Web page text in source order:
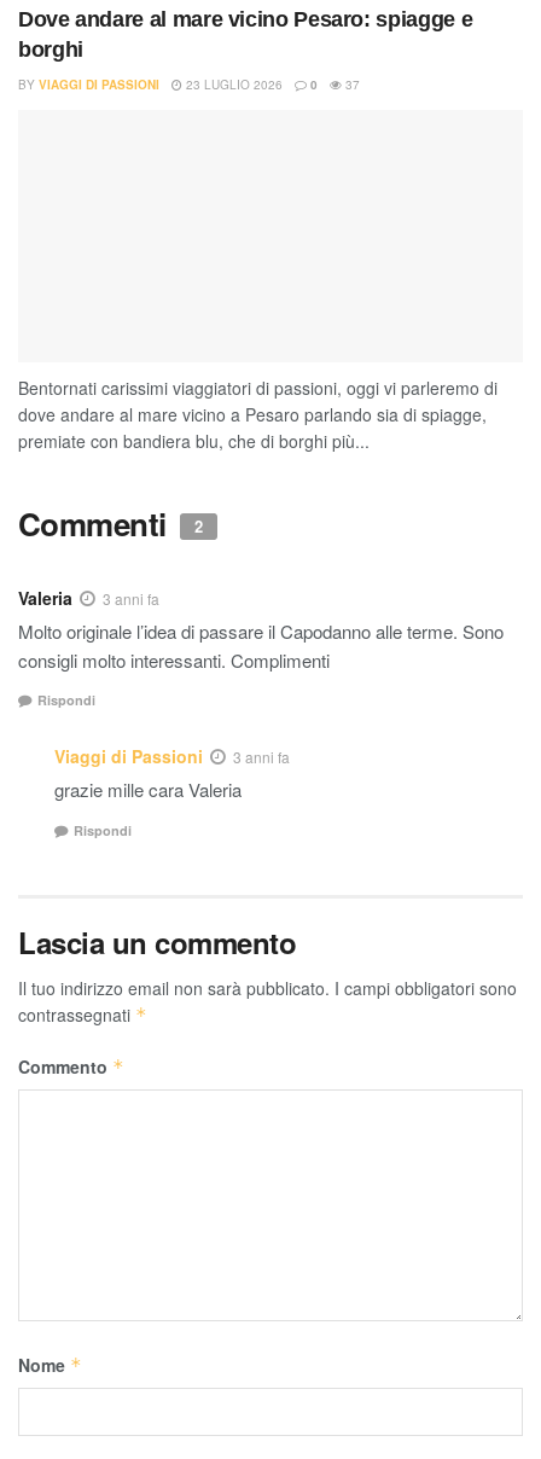
Dove andare al mare vicino Pesaro: spiagge e
borghi
BY VIAGGI DI PASSIONI 23 LUGLIO 2026 0 37
Bentornati carissimi viaggiatori di passioni, oggi vi parleremo di
dove andare al mare vicino a Pesaro parlando sia di spiagge,
premiate con bandiera blu, che di borghi più...
Commenti 2
Valeria 3 anni fa
Molto originale l’idea di passare il Capodanno alle terme. Sono
consigli molto interessanti. Complimenti
Rispondi
Viaggi di Passioni 3 anni fa
grazie mille cara Valeria
Rispondi
Lascia un commento
Il tuo indirizzo email non sarà pubblicato. I campi obbligatori sono
contrassegnati *
Commento *
Nome *